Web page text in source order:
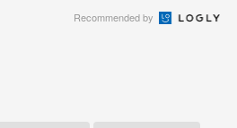
Recommended by